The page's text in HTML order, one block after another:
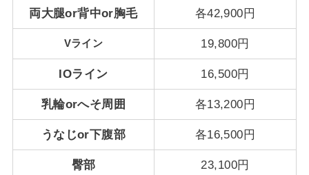
両大腿or背中or胸毛 各42,900円
Vライン 19,800円
IOライン 16,500円
乳輪orへそ周囲 各13,200円
うなじor下腹部 各16,500円
臀部 23,100円